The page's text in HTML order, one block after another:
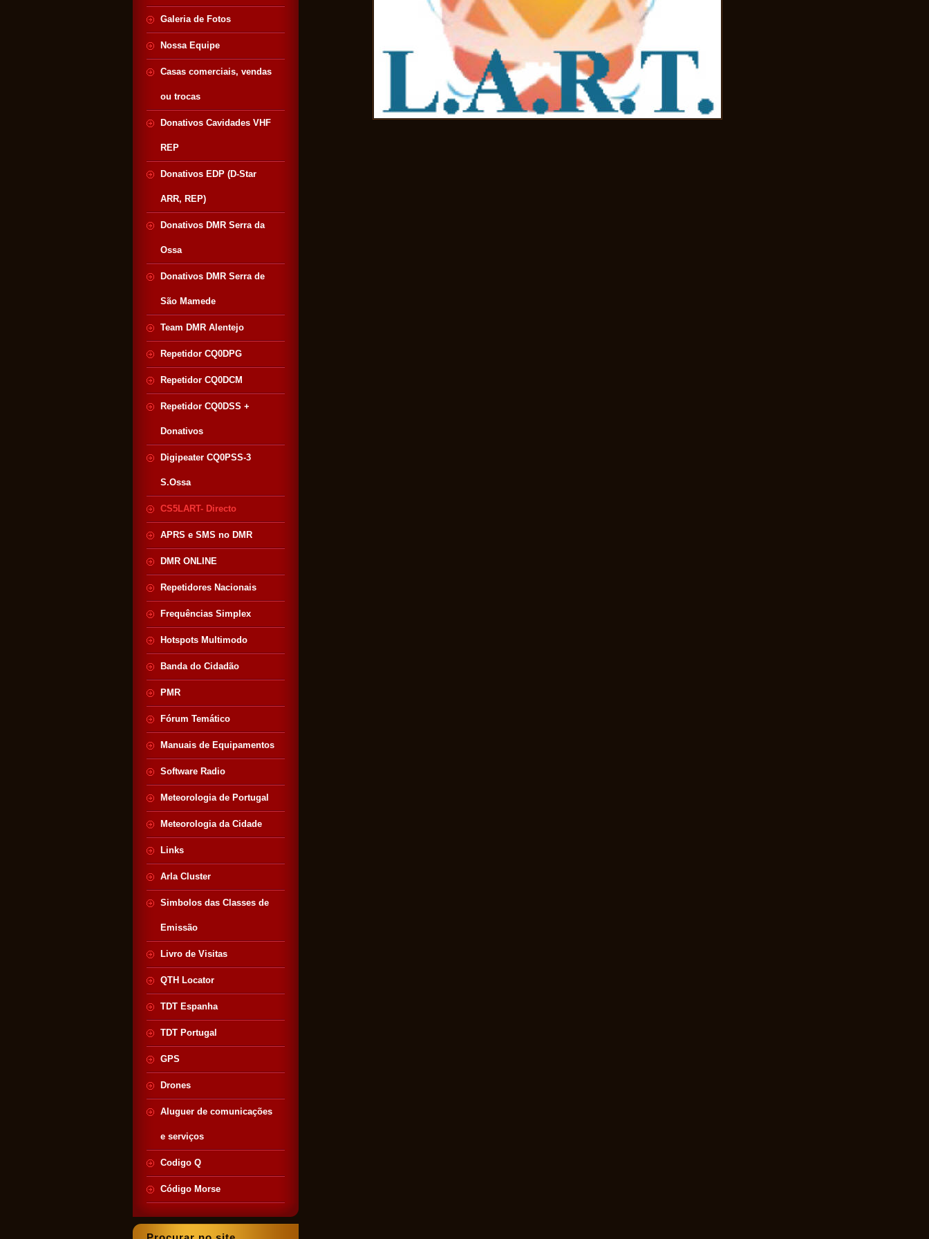
Galeria de Fotos
Nossa Equipe
Casas comerciais, vendas
ou trocas
Donativos Cavidades VHF
REP
Donativos EDP (D-Star
ARR, REP)
Donativos DMR Serra da
Ossa
Donativos DMR Serra de
São Mamede
Team DMR Alentejo
Repetidor CQ0DPG
Repetidor CQ0DCM
Repetidor CQ0DSS +
Donativos
Digipeater CQ0PSS-3
S.Ossa
CS5LART- Directo
APRS e SMS no DMR
DMR ONLINE
Repetidores Nacionais
Frequências Simplex
Hotspots Multimodo
Banda do Cidadão
PMR
Fórum Temático
Manuais de Equipamentos
Software Radio
Meteorologia de Portugal
Meteorologia da Cidade
Links
Arla Cluster
Simbolos das Classes de
Emissão
Livro de Visitas
QTH Locator
TDT Espanha
TDT Portugal
GPS
Drones
Aluguer de comunicações
e serviços
Codigo Q
Código Morse